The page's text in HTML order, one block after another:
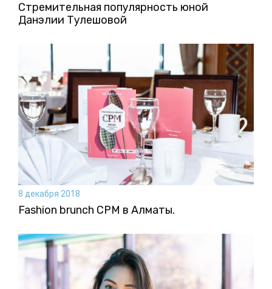
Стремительная популярность юной
Данэлии Тулешовой
8 декабря 2018
Fashion brunch CPM в Алматы.